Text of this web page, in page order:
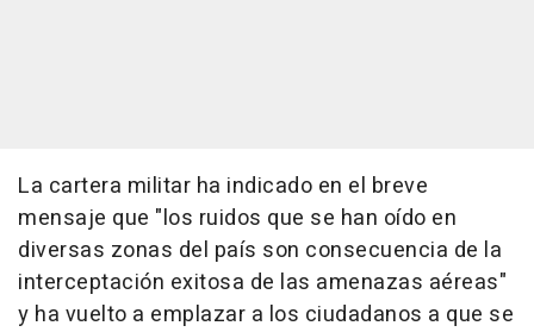
La cartera militar ha indicado en el breve
mensaje que "los ruidos que se han oído en
diversas zonas del país son consecuencia de la
interceptación exitosa de las amenazas aéreas"
y ha vuelto a emplazar a los ciudadanos a que se